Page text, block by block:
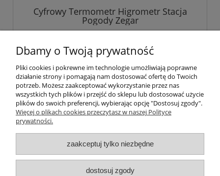
Cyfrowy Termometr Higrometr Stacja
Pogody Zegar
23,89 zł
powiadom o dostępności
Pomoc
Dbamy o Twoją prywatność
Pliki cookies i pokrewne im technologie umożliwiają poprawne
działanie strony i pomagają nam dostosować ofertę do Twoich
potrzeb. Możesz zaakceptować wykorzystanie przez nas
wszystkich tych plików i przejść do sklepu lub dostosować użycie
plików do swoich preferencji, wybierając opcję "Dostosuj zgody".
Więcej o plikach cookies przeczytasz w naszej Polityce
prywatności.
zaakceptuj tylko niezbędne
dostosuj zgody